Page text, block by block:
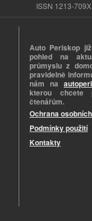
ISSN 1213-
Auto Periskop
pohled na
průmyslu z
pravidelně
nám na
kterou chcete
čtenářům.
Ochrana
Podmínky použití
Kontakty